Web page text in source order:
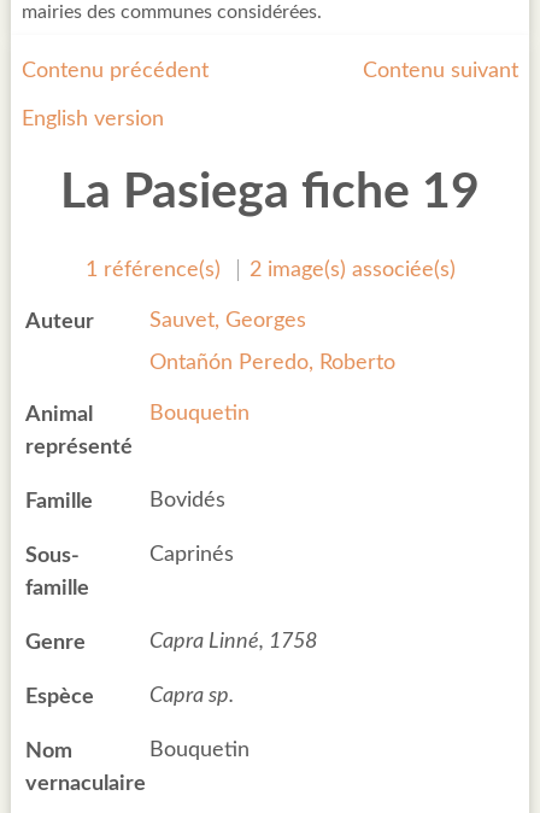
Contenu précédent Contenu suivant
English version
La Pasiega fiche 19
1 référence(s) 2 image(s) associée(s)
Auteur
Sauvet, Georges
Ontañón Peredo, Roberto
Animal
représenté
Bouquetin
Famille Bovidés
Sous-
famille
Caprinés
Genre Capra Linné, 1758
Espèce Capra sp.
Nom
vernaculaire
Bouquetin
mairies des communes considérées.